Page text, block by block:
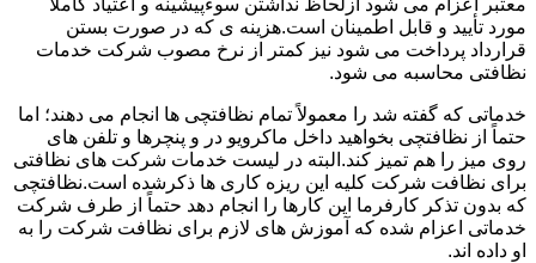
معتبر اعزام می شود ازلحاظ نداشتن سوءپیشینه و اعتیاد کاملاً
مورد تأیید و قابل اطمینان است.هزینه ی که در صورت بستن
قرارداد پرداخت می شود نیز کمتر از نرخ مصوب شرکت خدمات
نظافتی محاسبه می شود.
خدماتی که گفته شد را معمولاً تمام نظافتچی ها انجام می دهند؛ اما
حتماً از نظافتچی بخواهید داخل ماکرویو در و پنچرها و تلفن های
روی میز را هم تمیز کند.البته در لیست خدمات شرکت های نظافتی
برای نظافت شرکت کلیه این ریزه کاری ها ذکرشده است.نظافتچی
که بدون تذکر کارفرما این کارها را انجام دهد حتماً از طرف شرکت
خدماتی اعزام شده که آموزش های لازم برای نظافت شرکت را به
او داده اند.